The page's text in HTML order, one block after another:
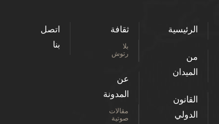
الرئيسية
من
الميدان
القانون
الدولي
ثقافة
بلا
رتوش
عن
المدونة
مقالات
صوتية
اتصل
بنا